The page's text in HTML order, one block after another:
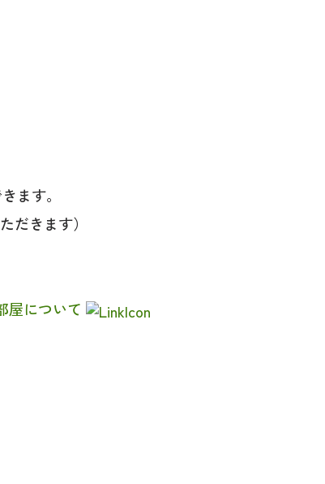
ます。
だきます）
屋について